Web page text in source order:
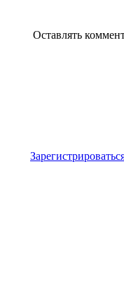
Оставлять